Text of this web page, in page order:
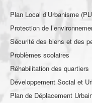
Plan Local d’Urbanisme
Protection de
Sécurité des biens et des
Problèmes scolaires
Réhabilitation des quartiers
Développement Social et
Plan de Déplacement